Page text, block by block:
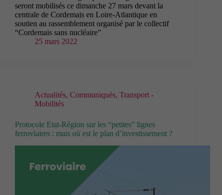
seront mobilisés ce dimanche 27 mars devant la
centrale de Cordemais en Loire-Atlantique en
soutien au rassemblement organisé par le collectif
“Cordemais sans nucléaire”
25 mars 2022
Actualités, Communiqués, Transport -
Mobilités
Protocole Etat-Région sur les “petites” lignes
ferroviaires : mais où est le plan d’investissement ?